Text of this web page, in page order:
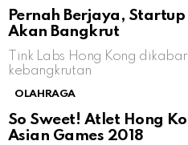
Pernah Berjaya,
Akan Bangkrut
Tink Labs Hong Kong
kebangkrutan
OLAHRAGA
So Sweet! Atlet Hong
Asian Games 2018